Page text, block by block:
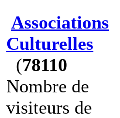
Associations
Culturelles
(78110
Nombre de
visiteurs de